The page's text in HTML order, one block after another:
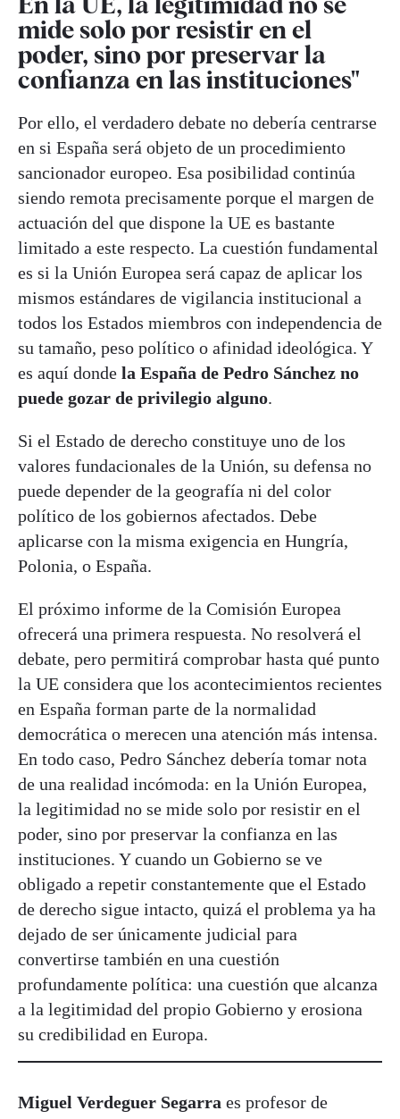
mide solo por resistir en el
poder, sino por preservar la
confianza en las instituciones"
Por ello, el verdadero debate no debería centrarse
en si España será objeto de un procedimiento
sancionador europeo. Esa posibilidad continúa
siendo remota precisamente porque el margen de
actuación del que dispone la UE es bastante
limitado a este respecto. La cuestión fundamental
es si la Unión Europea será capaz de aplicar los
mismos estándares de vigilancia institucional a
todos los Estados miembros con independencia de
su tamaño, peso político o afinidad ideológica. Y
es aquí donde la España de Pedro Sánchez no
puede gozar de privilegio alguno.
Si el Estado de derecho constituye uno de los
valores fundacionales de la Unión, su defensa no
puede depender de la geografía ni del color
político de los gobiernos afectados. Debe
aplicarse con la misma exigencia en Hungría,
Polonia, o España.
El próximo informe de la Comisión Europea
ofrecerá una primera respuesta. No resolverá el
debate, pero permitirá comprobar hasta qué punto
la UE considera que los acontecimientos recientes
en España forman parte de la normalidad
democrática o merecen una atención más intensa.
En todo caso, Pedro Sánchez debería tomar nota
de una realidad incómoda: en la Unión Europea,
la legitimidad no se mide solo por resistir en el
poder, sino por preservar la confianza en las
instituciones. Y cuando un Gobierno se ve
obligado a repetir constantemente que el Estado
de derecho sigue intacto, quizá el problema ya ha
dejado de ser únicamente judicial para
convertirse también en una cuestión
profundamente política: una cuestión que alcanza
a la legitimidad del propio Gobierno y erosiona
su credibilidad en Europa.
Miguel Verdeguer Segarra es profesor de